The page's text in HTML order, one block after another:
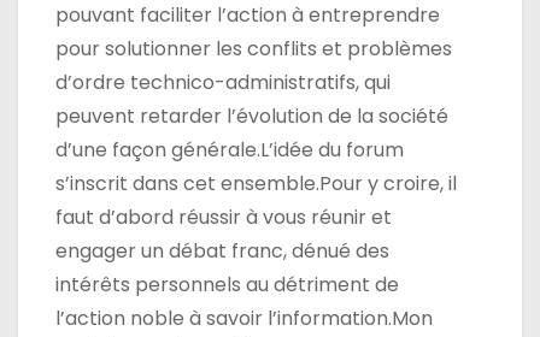
pouvant faciliter l’action à entreprendre
pour solutionner les conflits et problèmes
d’ordre technico-administratifs, qui
peuvent retarder l’évolution de la société
d’une façon générale.L’idée du forum
s’inscrit dans cet ensemble.Pour y croire, il
faut d’abord réussir à vous réunir et
engager un débat franc, dénué des
intérêts personnels au détriment de
l’action noble à savoir l’information.Mon